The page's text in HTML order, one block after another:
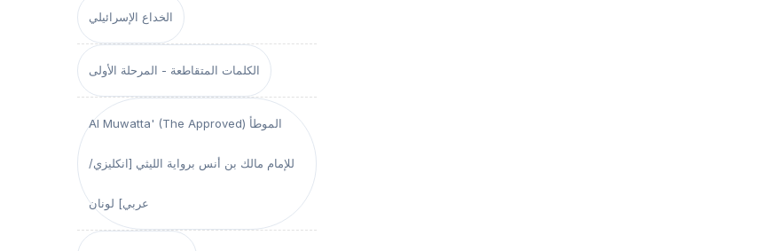
الخداع الإسرائيلي
الكلمات المتقاطعة - المرحلة الأولى
Al Muwatta' (The Approved) الموطأ
للإمام مالك بن أنس برواية الليثي [انكليزي/
عربي] لونان